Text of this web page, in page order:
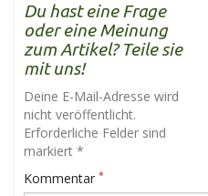
Du hast eine Frage
oder eine Meinung
zum Artikel? Teile sie
mit uns!
Deine E-Mail-Adresse wird
nicht veröffentlicht.
Erforderliche Felder sind
markiert *
Kommentar *